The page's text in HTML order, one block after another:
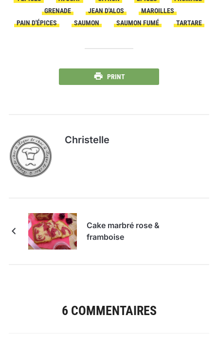
GRENADE
JEAN D'ALOS
MAROILLES
PAIN D'ÉPICES
SAUMON SAUMON FUMÉ TARTARE
PRINT
Christelle
Cake marbré rose &
framboise
6 COMMENTAIRES